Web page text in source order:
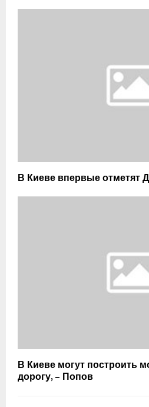
В Киеве впервые отметят
В Киеве могут построить
дорогу, – Попов